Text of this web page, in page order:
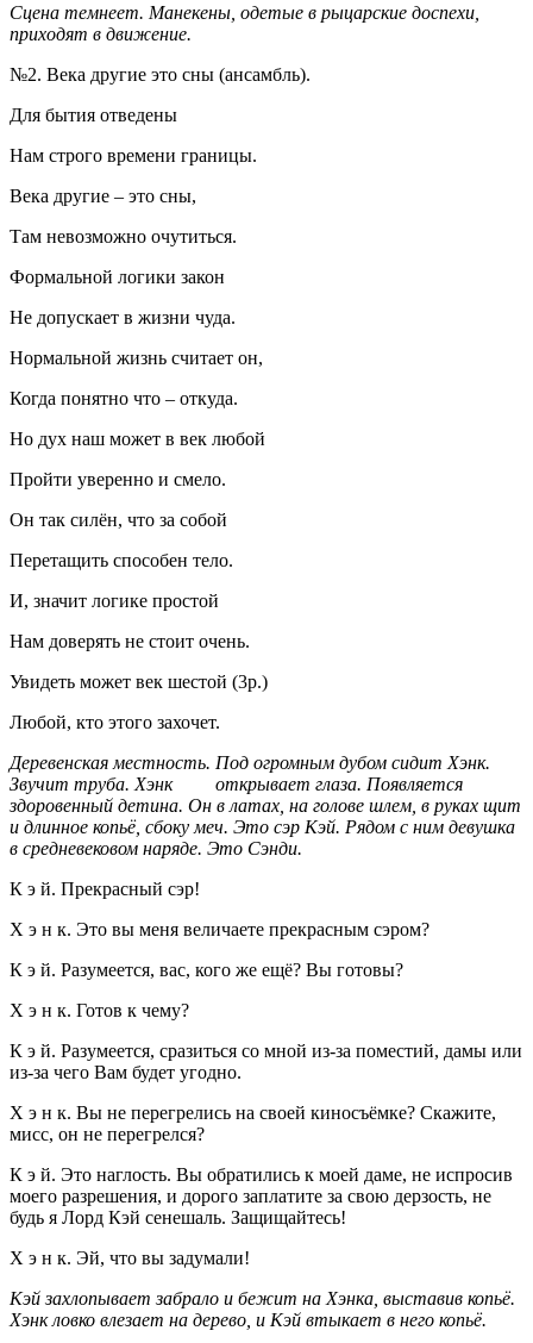
Сцена темнеет. Манекены, одетые в рыцарские доспехи,
приходят в движение.
№2. Века другие это сны (ансамбль).
Для бытия отведены
Нам строго времени границы.
Века другие – это сны,
Там невозможно очутиться.
Формальной логики закон
Не допускает в жизни чуда.
Нормальной жизнь считает он,
Когда понятно что – откуда.
Но дух наш может в век любой
Пройти уверенно и смело.
Он так силён, что за собой
Перетащить способен тело.
И, значит логике простой
Нам доверять не стоит очень.
Увидеть может век шестой (3р.)
Любой, кто этого захочет.
Деревенская местность. Под огромным дубом сидит Хэнк.
Звучит труба. Хэнк открывает глаза. Появляется
здоровенный детина. Он в латах, на голове шлем, в руках щит
и длинное копьё, сбоку меч. Это сэр Кэй. Рядом с ним девушка
в средневековом наряде. Это Сэнди.
К э й. Прекрасный сэр!
Х э н к. Это вы меня величаете прекрасным сэром?
К э й. Разумеется, вас, кого же ещё? Вы готовы?
Х э н к. Готов к чему?
К э й. Разумеется, сразиться со мной из-за поместий, дамы или
из-за чего Вам будет угодно.
Х э н к. Вы не перегрелись на своей киносъёмке? Скажите,
мисс, он не перегрелся?
К э й. Это наглость. Вы обратились к моей даме, не испросив
моего разрешения, и дорого заплатите за свою дерзость, не
будь я Лорд Кэй сенешаль. Защищайтесь!
Х э н к. Эй, что вы задумали!
Кэй захлопывает забрало и бежит на Хэнка, выставив копьё.
Хэнк ловко влезает на дерево, и Кэй втыкает в него копьё.